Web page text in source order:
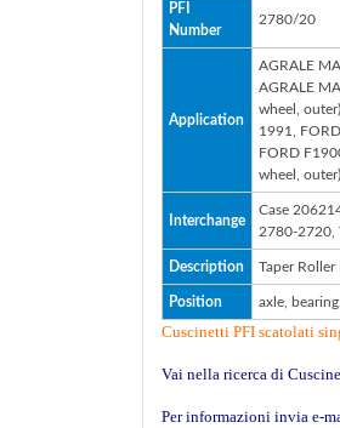
PFI
Number
2780/20
Application
AGRALE
AGRALE
wheel,
1991,
FORD
wheel,
Interchange
Case
2780-2720,
Description Taper Roller
Position axle,
Cuscinetti PFI scatolati
Vai nella ricerca di
Per informazioni invia e-